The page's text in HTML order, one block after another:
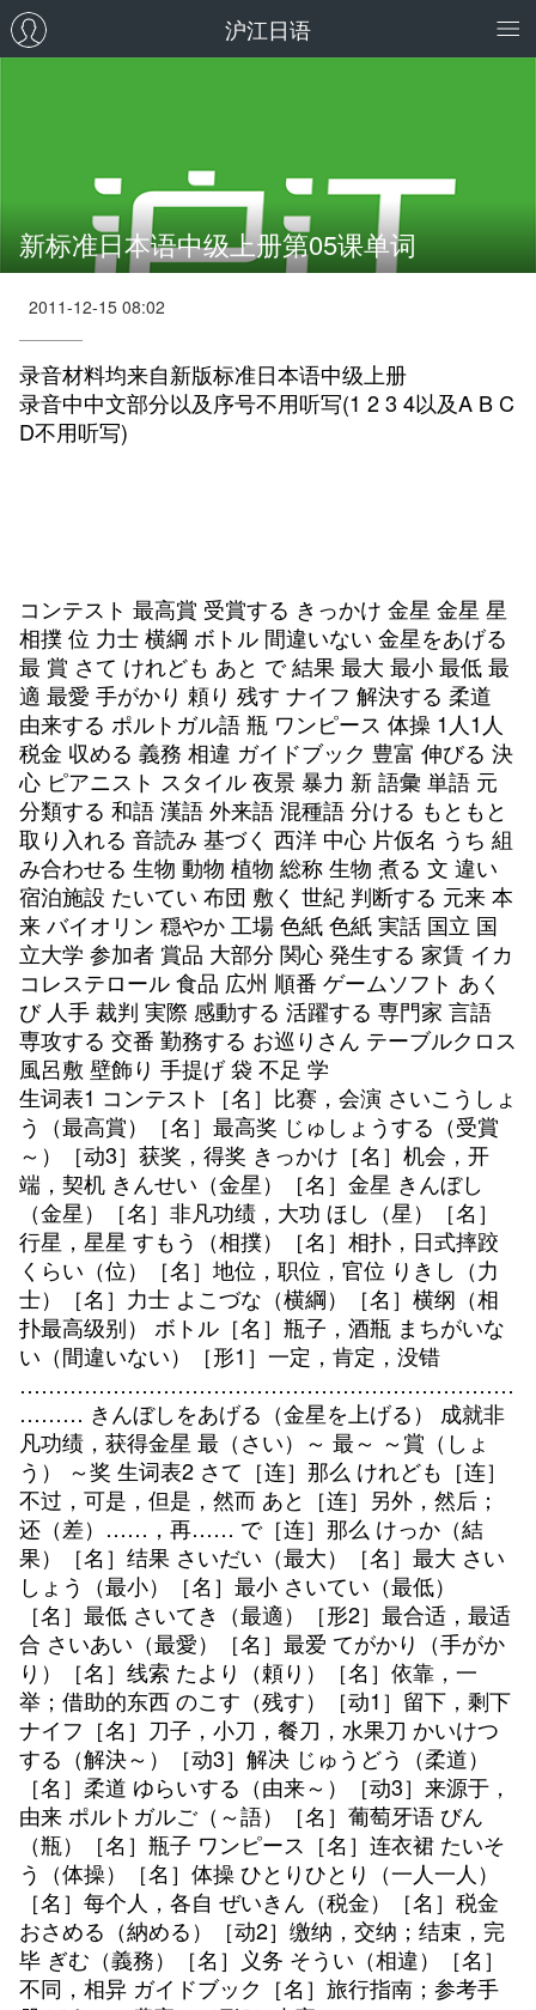
沪江日语
新标准日本语中级上册第05课单词
2011-12-15 08:02
录音材料均来自新版标准日本语中级上册
录音中中文部分以及序号不用听写(1 2 3 4以及A B C
D不用听写)
コンテスト 最高賞 受賞する きっかけ 金星 金星 星
相撲 位 力士 横綱 ボトル 間違いない 金星をあげる
最 賞 さて けれども あと で 結果 最大 最小 最低 最
適 最愛 手がかり 頼り 残す ナイフ 解決する 柔道
由来する ポルトガル語 瓶 ワンピース 体操 1人1人
税金 収める 義務 相違 ガイドブック 豊富 伸びる 決
心 ピアニスト スタイル 夜景 暴力 新 語彙 単語 元
分類する 和語 漢語 外来語 混種語 分ける もともと
取り入れる 音読み 基づく 西洋 中心 片仮名 うち 組
み合わせる 生物 動物 植物 総称 生物 煮る 文 違い
宿泊施設 たいてい 布団 敷く 世紀 判断する 元来 本
来 バイオリン 穏やか 工場 色紙 色紙 実話 国立 国
立大学 参加者 賞品 大部分 関心 発生する 家賃 イカ
コレステロール 食品 広州 順番 ゲームソフト あく
び 人手 裁判 実際 感動する 活躍する 専門家 言語
専攻する 交番 勤務する お巡りさん テーブルクロス
風呂敷 壁飾り 手提げ 袋 不足 学
生词表1 コンテスト［名］比赛，会演 さいこうしょ
う（最高賞）［名］最高奖 じゅしょうする（受賞
～）［动3］获奖，得奖 きっかけ［名］机会，开
端，契机 きんせい（金星）［名］金星 きんぼし
（金星）［名］非凡功绩，大功 ほし（星）［名］
行星，星星 すもう（相撲）［名］相扑，日式摔跤
くらい（位）［名］地位，职位，官位 りきし（力
士）［名］力士 よこづな（横綱）［名］横纲（相
扑最高级别） ボトル［名］瓶子，酒瓶 まちがいな
い（間違いない）［形1］一定，肯定，没错
……………………………………………………………
……… きんぼしをあげる（金星を上げる） 成就非
凡功绩，获得金星 最（さい）～ 最～ ～賞（しょ
う） ～奖 生词表2 さて［连］那么 けれども［连］
不过，可是，但是，然而 あと［连］另外，然后；
还（差）……，再…… で［连］那么 けっか（結
果）［名］结果 さいだい（最大）［名］最大 さい
しょう（最小）［名］最小 さいてい（最低）
［名］最低 さいてき（最適）［形2］最合适，最适
合 さいあい（最愛）［名］最爱 てがかり（手がか
り）［名］线索 たより（頼り）［名］依靠，一
举；借助的东西 のこす（残す）［动1］留下，剩下
ナイフ［名］刀子，小刀，餐刀，水果刀 かいけつ
する（解決～）［动3］解决 じゅうどう（柔道）
［名］柔道 ゆらいする（由来～）［动3］来源于，
由来 ポルトガルご（～語）［名］葡萄牙语 びん
（瓶）［名］瓶子 ワンピース［名］连衣裙 たいそ
う（体操）［名］体操 ひとりひとり（一人一人）
［名］每个人，各自 ぜいきん（税金）［名］税金
おさめる（納める）［动2］缴纳，交纳；结束，完
毕 ぎむ（義務）［名］义务 そうい（相違）［名］
不同，相异 ガイドブック［名］旅行指南；参考手